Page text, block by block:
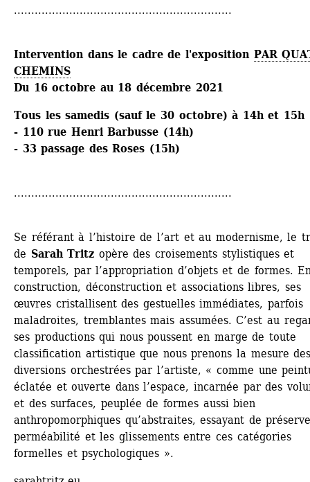
...............................................................
Intervention dans le cadre de l'exposition PAR
CHEMINS
Du 16 octobre au 18 décembre 2021
Tous les samedis (sauf le 30 octobre) à 14h et 15h
- 110 rue Henri Barbusse (14h)
- 33 passage des Roses (15h)
...............................................................
Se référant à l’histoire de l’art et au modernisme, le
de Sarah Tritz opère des croisements stylistiques et
temporels, par l’appropriation d’objets et de formes.
construction, déconstruction et associations libres, ses
œuvres cristallisent des gestuelles immédiates, parfois
maladroites, tremblantes mais assumées. C’est au
ses productions qui nous poussent en marge de toute
classification artistique que nous prenons la mesure
diversions orchestrées par l’artiste, « comme une
éclatée et ouverte dans l’espace, incarnée par des
et des surfaces, peuplée de formes aussi bien
anthropomorphiques qu’abstraites, essayant de
perméabilité et les glissements entre ces catégories
formelles et psychologiques ».